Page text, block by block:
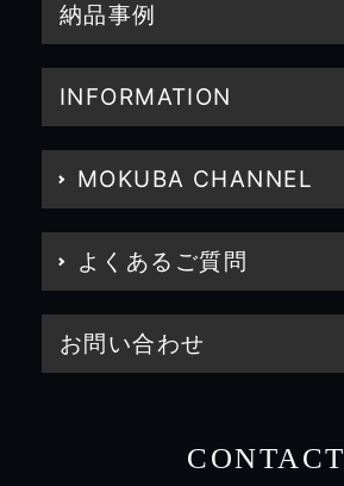
納品事例
INFORMATION
MOKUBA CHANNEL
よくあるご質問
お問い合わせ
CONTACT